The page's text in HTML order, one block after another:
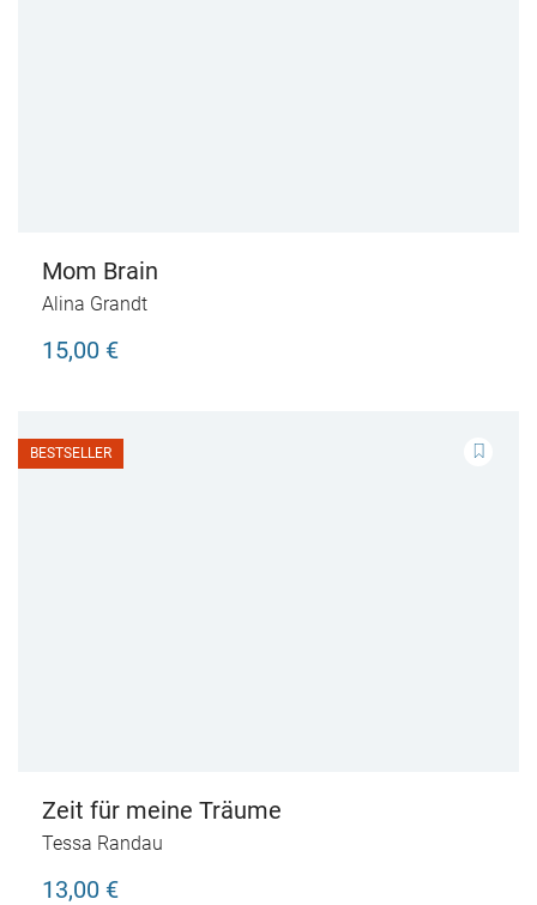
Mom Brain
Alina Grandt
15,00 €
BESTSELLER
Zeit für meine Träume
Tessa Randau
13,00 €